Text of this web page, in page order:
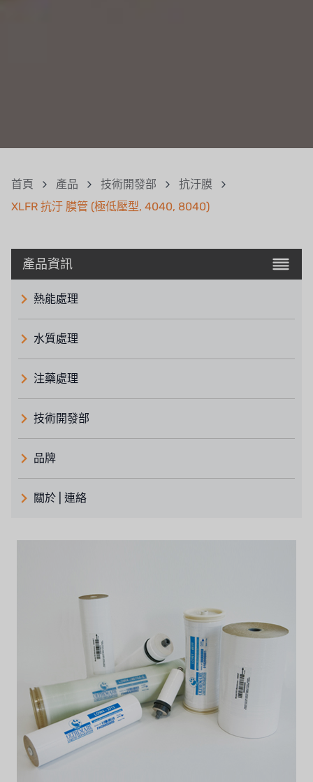
首頁 產品 技術開發部
抗汙膜
XLFR 抗汙 膜管 (極低壓型, 4040, 8040)
產品資訊
熱能處理
水質處理
注藥處理
技術開發部
品牌
義大利 ATLAS
義大利AQUA
美國 EMERSON
美國 PENTAIR
德國 SIEMENS
關於 | 連絡